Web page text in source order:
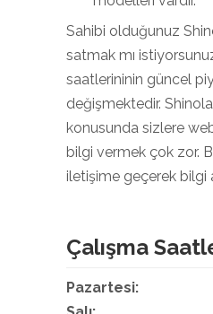
Sahibi olduğunuz
satmak mı
saatlerininin güncel
değişmektedir.
konusunda sizlere
bilgi vermek çok zor.
iletişime geçerek bilgi
Çalışma
Pazartesi: